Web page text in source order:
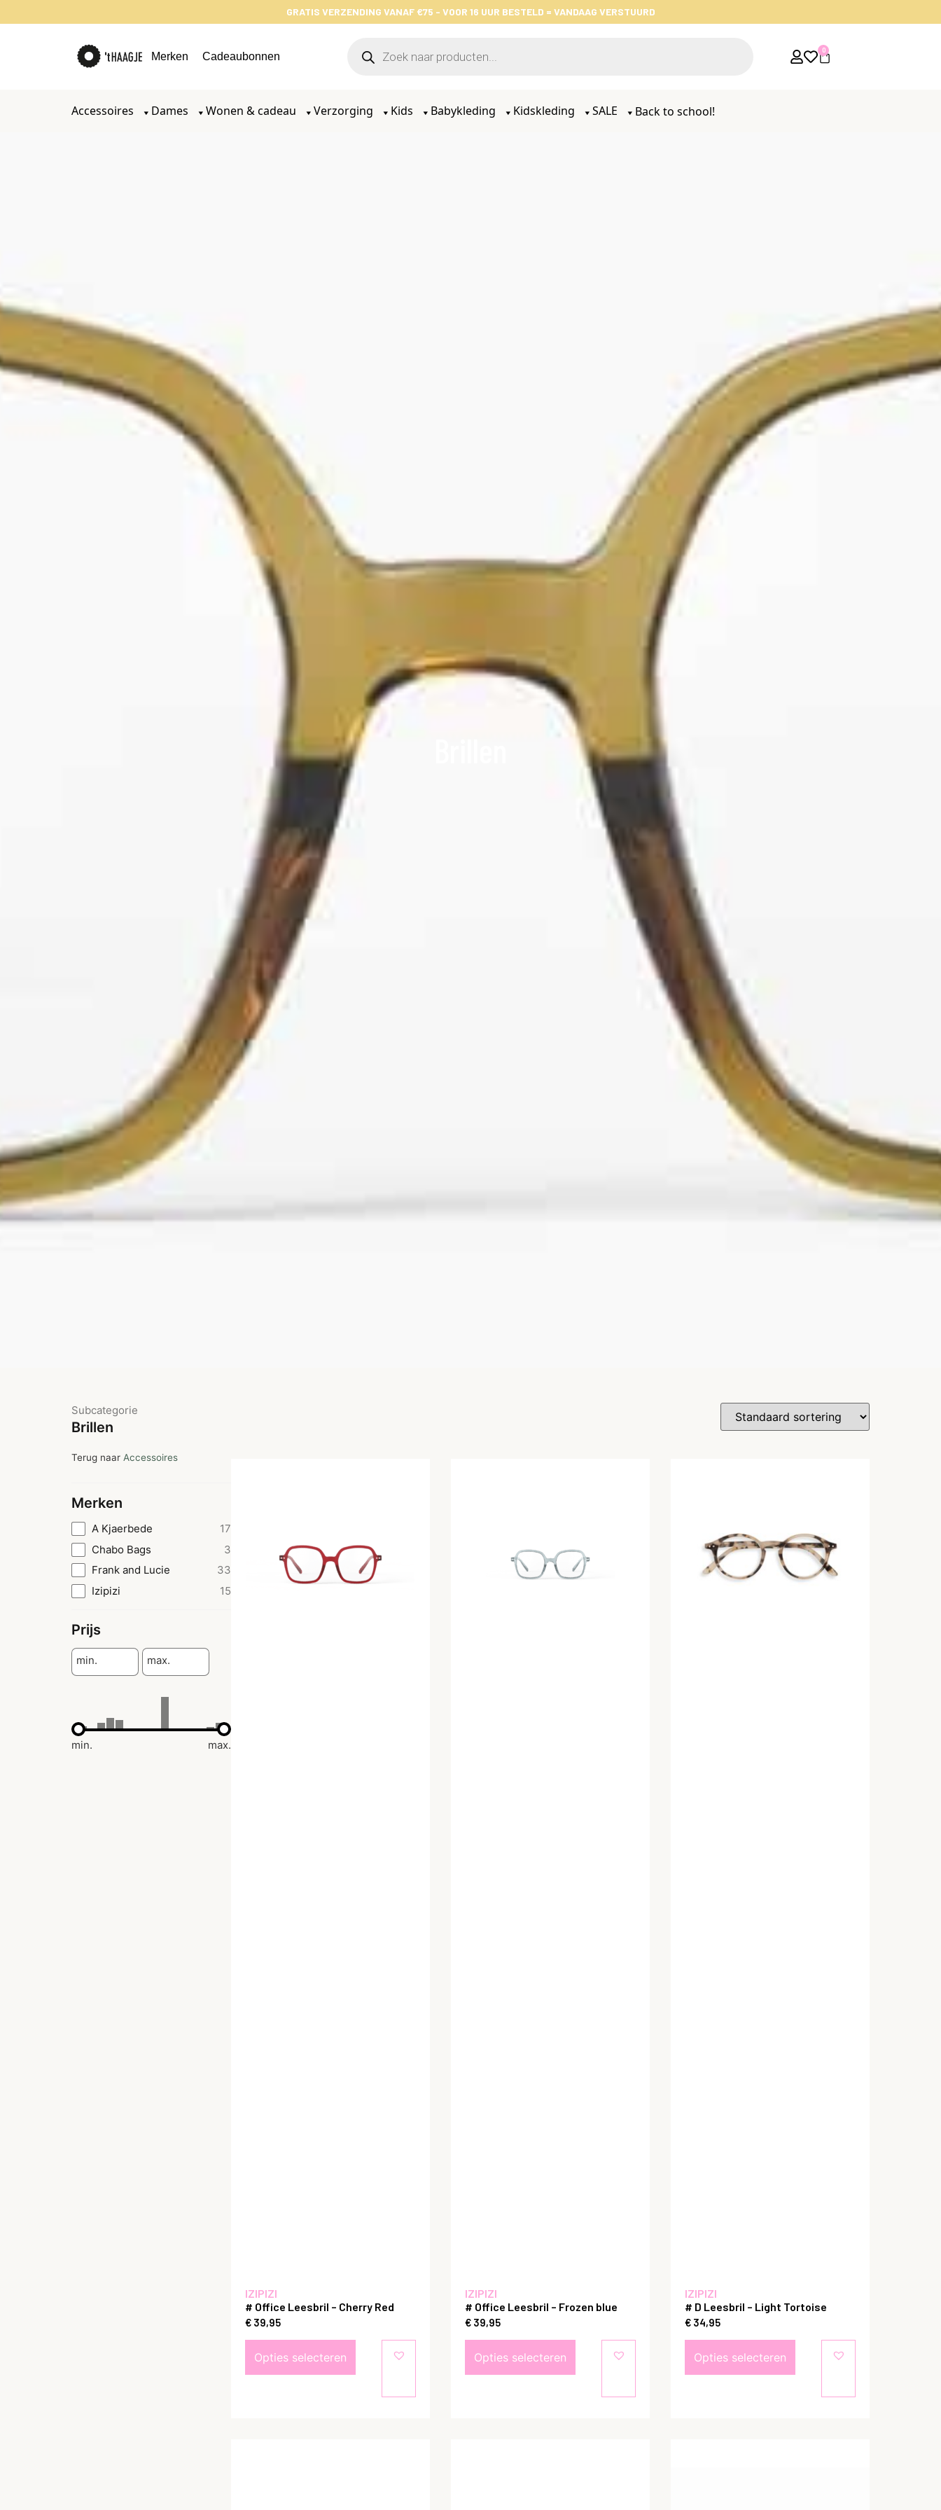
GRATIS VERZENDING VANAF €75 - VOOR 16 UUR BESTELD = VANDAAG VERSTUURD
Merken Cadeaubonnen
0
Accessoires Dames Wonen & cadeau Verzorging Kids Babykleding Kidskleding SALE Back to school!
Subcategorie
Brillen
Terug naar Accessoires
Merken
A Kjaerbede
17
Chabo Bags
3
Frank and Lucie
33
Izipizi
15
Prijs
min. max.
min. max.
IZIPIZI
# Office Leesbril – Cherry Red
€ 39,95
Opties selecteren
IZIPIZI
# Office Leesbril – Frozen blue
€ 39,95
Opties selecteren
IZIPIZI
# D Leesbril – Light Tortoise
€ 34,95
Opties selecteren